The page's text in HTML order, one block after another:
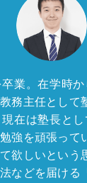
業。在学時
務主任として
在は塾長と
強を頑張って
欲しいという
などを届ける